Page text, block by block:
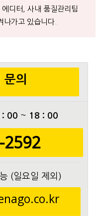
디터, 사내 품질관리팀
나가고 있습니다.
의
: 00 ~ 18 : 00
2592
(일요일 제외)